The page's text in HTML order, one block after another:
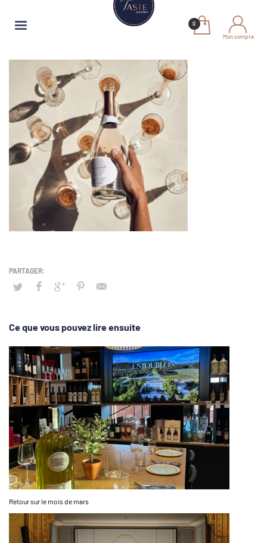
Mon compte
Ce que vous pouvez lire ensuite
Retour sur le mois de mars